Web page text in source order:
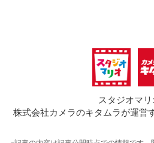
スタジオマ
株式会社カメラのキタムラが運営